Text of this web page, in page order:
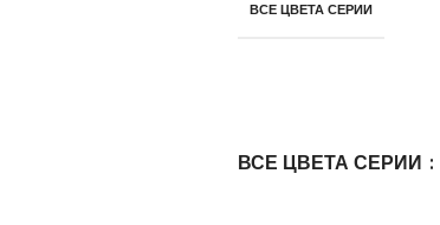
ВСЕ ЦВЕТА СЕРИИ
ВСЕ ЦВЕТА СЕРИИ